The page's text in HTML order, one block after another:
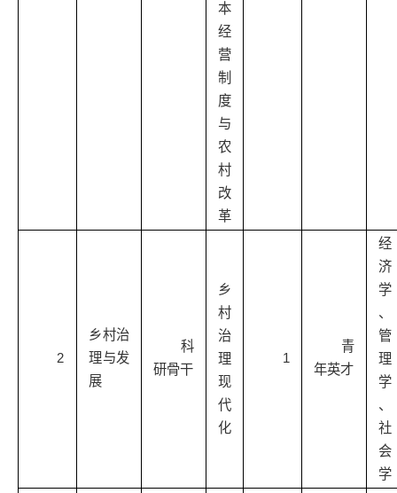
本
经
营
制
度
与
农
村
改
革
2
乡村治
理与发
展
科
研骨干
乡
村
治
理
现
代
化
1
青
年英才
经
济
学
、
管
理
学
、
社
会
学